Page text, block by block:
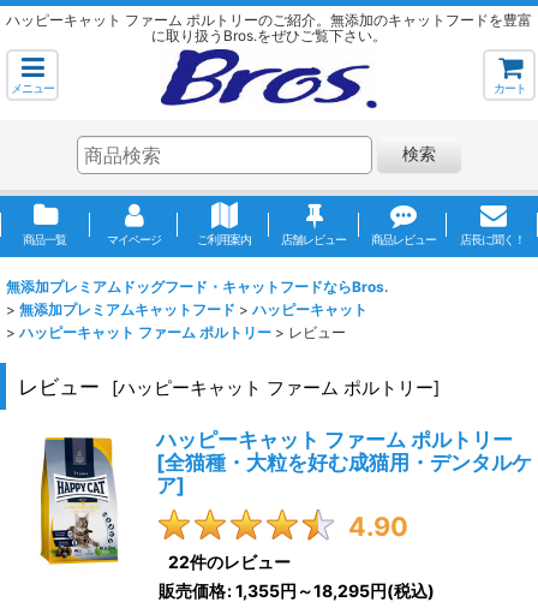
ハッピーキャット ファーム ポルトリーのご紹介。無添加のキャットフードを豊富
に取り扱うBros.をぜひご覧下さい。
メニュー カート
検索
商品一覧 マイページ ご利用案内 店舗レビュー 商品レビュー 店長に聞く！
無添加プレミアムドッグフード・キャットフードならBros.
> 無添加プレミアムキャットフード > ハッピーキャット
> ハッピーキャット ファーム ポルトリー > レビュー
レビュー [ハッピーキャット ファーム ポルトリー]
ハッピーキャット ファーム ポルトリー
[全猫種・大粒を好む成猫用・デンタルケ
ア]
4.90
22件のレビュー
販売価格:1,355円～18,295円(税込)